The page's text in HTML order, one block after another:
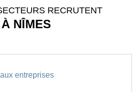
RECRUTENT
À NÎMES
entreprises